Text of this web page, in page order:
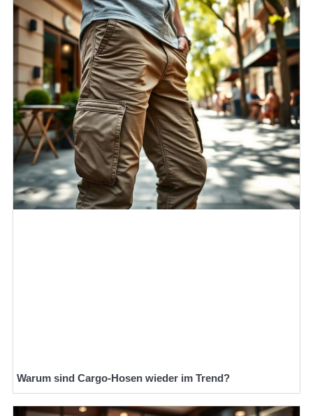
Warum sind Cargo-Hosen wieder im Trend?